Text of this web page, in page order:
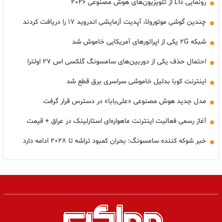
رونمایی LG از تلویزیون‌های هوش مصنوعی ۲۰۲۶
چندین گوشی موتورولا، آپدیت آزمایشی اندروید ۱۷ را دریافت کردند
شبکه ۲G یکی از اپراتورهای آمریکایی خاموش شد
احتمال حذف یکی از دوربین‌های سامسونگ گلکسی اس ۲۷ اولترا
اینترنت کوبا بدلیل خاموشی سراسری برق قطع شد
مدل جدید هوش مصنوعی «علی‌بابا» در دسترس قرار گرفت
آغاز رسمی فعالیت اینترنت ماهواره‌ای استارلینک در عراق + قیمت
خبر شوکه کننده سامسونگ: بحران کمبود تراشه تا ۲۰۲۸ ادامه دارد